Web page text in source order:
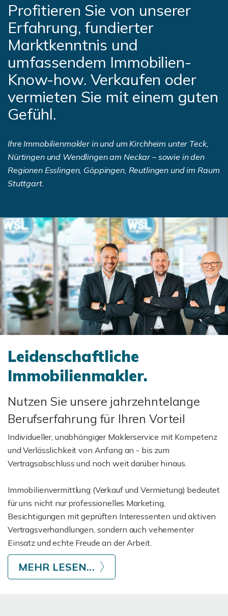
Profitieren Sie von unserer
Erfahrung, fundierter
Marktkenntnis und
umfassendem Immobilien-
Know-how. Verkaufen oder
vermieten Sie mit einem guten
Gefühl.
Ihre Immobilienmakler in und um Kirchheim unter Teck,
Nürtingen und Wendlingen am Neckar – sowie in den
Regionen Esslingen, Göppingen, Reutlingen und im Raum
Stuttgart.
Leidenschaftliche
Immobilienmakler.
Nutzen Sie unsere jahrzehntelange
Berufserfahrung für Ihren Vorteil
Individueller, unabhängiger Maklerservice mit Kompetenz
und Verlässlichkeit von Anfang an - bis zum
Vertragsabschluss und noch weit darüber hinaus.
Immobilienvermittlung (Verkauf und Vermietung) bedeutet
für uns nicht nur professionelles Marketing,
Besichtigungen mit geprüften Interessenten und aktiven
Vertragsverhandlungen, sondern auch vehementer
Einsatz und echte Freude an der Arbeit.
MEHR LESEN...